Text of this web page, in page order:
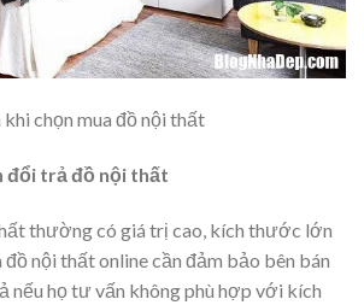
khi chọn mua đồ nội thất
đổi trả đồ nội thất
thường có giá trị cao, kích thước lớn
đồ nội thất online cần đảm bảo bên bán
nếu họ tư vấn không phù hợp với kích